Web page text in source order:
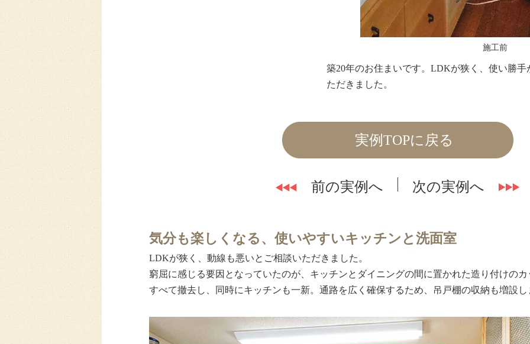
施工前
築20年のお住まいです。LDKが狭く、使い勝
ただきました。
実例TOPに戻る
前の実例へ 次の実例へ
気分も楽しくなる、使いやすいキッチンと洗面室
LDKが狭く、動線も悪いとご相談いただきました。
窮屈に感じる要因となっていたのが、キッチンとダイニングの間に置かれた造り付けの
すべて撤去し、同時にキッチンも一新。通路を広く確保するため、吊戸棚の収納も増設し